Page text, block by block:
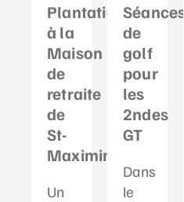
Plantation
à la
Maison
de
retraite
de
St-
Maximin
Un
Séances
de
golf
pour
les
2ndes
GT
Dans
le